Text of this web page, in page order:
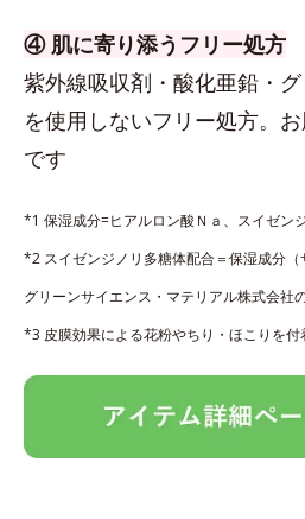
④ 肌に寄り添うフリー処方
紫外線吸収剤・酸化亜鉛・
を使用しないフリー処方。
です
*1 保湿成分=ヒアルロン酸Ｎａ、スイゼン
*2 スイゼンジノリ多糖体配合＝保湿成分（
グリーンサイエンス・マテリアル株式会社
*3 皮膜効果による花粉やちり・ほこりを付